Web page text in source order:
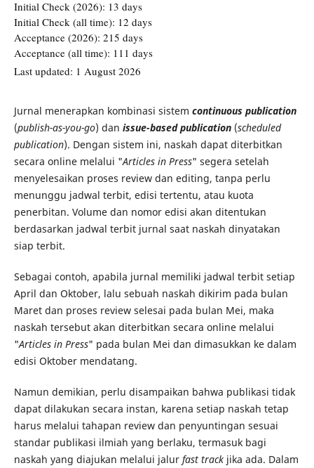
Jurnal menerapkan kombinasi sistem continuous publication
(publish-as-you-go) dan issue-based publication(scheduled
publication). Dengan sistem ini, naskah dapat diterbitkan
secara online melalui "Articles in Press" segera setelah
menyelesaikan proses review dan editing, tanpa perlu
menunggu jadwal terbit, edisi tertentu, atau kuota
penerbitan. Volume dan nomor edisi akan ditentukan
berdasarkan jadwal terbit jurnal saat naskah dinyatakan
siap terbit.
Sebagai contoh, apabila jurnal memiliki jadwal terbit setiap
April dan Oktober, lalu sebuah naskah dikirim pada bulan
Maret dan proses review selesai pada bulan Mei, maka
naskah tersebut akan diterbitkan secara online melalui
"Articles in Press" pada bulan Mei dan dimasukkan ke dalam
edisi Oktober mendatang.
Namun demikian, perlu disampaikan bahwa publikasi tidak
dapat dilakukan secara instan, karena setiap naskah tetap
harus melalui tahapan review dan penyuntingan sesuai
standar publikasi ilmiah yang berlaku, termasuk bagi
naskah yang diajukan melalui jalur fast trackjika ada. Dalam